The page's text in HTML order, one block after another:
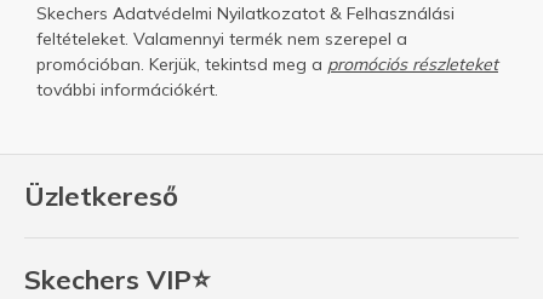
Üzletkereső
Skechers VIP⭐
Skechers Adatvédelmi Nyilatkozatot & Felhasználási
feltételeket. Valamennyi termék nem szerepel a
promócióban. Kerjük, tekintsd meg a promóciós részleteket
további információkért.